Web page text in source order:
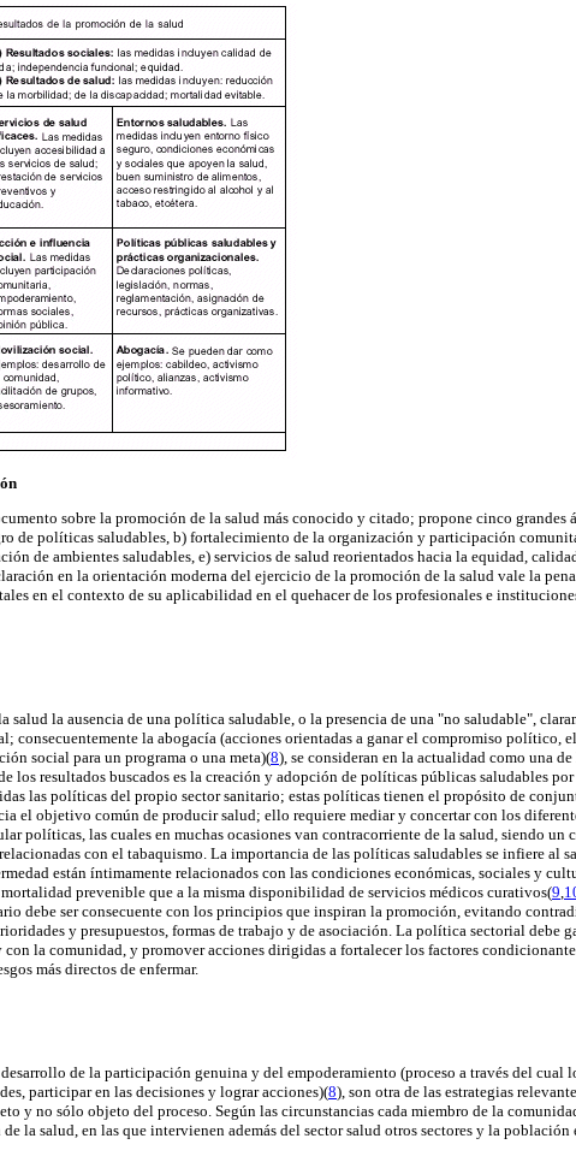
sobre la promoción de la salud más conocido y citado; propone cinco grandes
de políticas saludables, b) fortalecimiento de la organización y participación
de ambientes saludables, e) servicios de salud reorientados hacia la equidad,
en la orientación moderna del ejercicio de la promoción de la salud vale la
en el contexto de su aplicabilidad en el quehacer de los profesionales e
salud la ausencia de una política saludable, o la presencia de una "no saludable",
consecuentemente la abogacía (acciones orientadas a ganar el compromiso político,
social para un programa o una meta)(8), se consideran en la actualidad como una de
los resultados buscados es la creación y adopción de políticas públicas saludables
las políticas del propio sector sanitario; estas políticas tienen el propósito de
el objetivo común de producir salud; ello requiere mediar y concertar con los
políticas, las cuales en muchas ocasiones van contracorriente de la salud, siendo un
con el tabaquismo. La importancia de las políticas saludables se infiere al
están íntimamente relacionados con las condiciones económicas, sociales y
prevenible que a la misma disponibilidad de servicios médicos curativos(9
debe ser consecuente con los principios que inspiran la promoción, evitando
y presupuestos, formas de trabajo y de asociación. La política sectorial debe
la comunidad, y promover acciones dirigidas a fortalecer los factores
más directos de enfermar.
de la participación genuina y del empoderamiento (proceso a través del cual
participar en las decisiones y lograr acciones)(8), son otra de las estrategias
y no sólo objeto del proceso. Según las circunstancias cada miembro de la
la salud, en las que intervienen además del sector salud otros sectores y la población